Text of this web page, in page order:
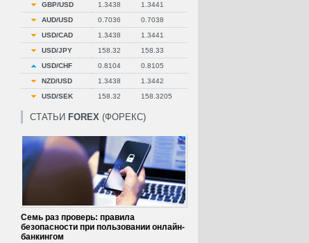
GBP/USD
1.3438
1.3441
AUD/USD
0.7036
0.7038
USD/CAD
1.3438
1.3441
USD/JPY
158.32
158.33
USD/CHF
0.8104
0.8105
NZD/USD
1.3438
1.3442
USD/SEK
158.32 158.3205
СТАТЬИ FOREX (ФОРЕКС)
Семь раз проверь: правила
безопасности при пользовании онлайн-
банкингом